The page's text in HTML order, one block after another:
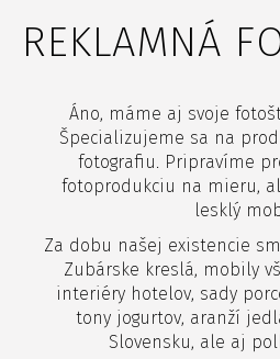
REKLAMNÁ
Áno, máme aj svoje
Špecializujeme sa na
fotografiu. Pripravíme
fotoprodukciu na mieru,
lesklý
Za dobu našej existencie
Zubárske kreslá, mobily
interiéry hotelov, sady
tony jogurtov, aranží
Slovensku, ale aj